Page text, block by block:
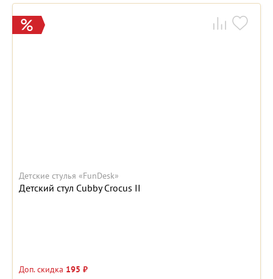
Детские стулья «FunDesk»
Детский стул Cubby Crocus II
Доп. скидка 195 ₽